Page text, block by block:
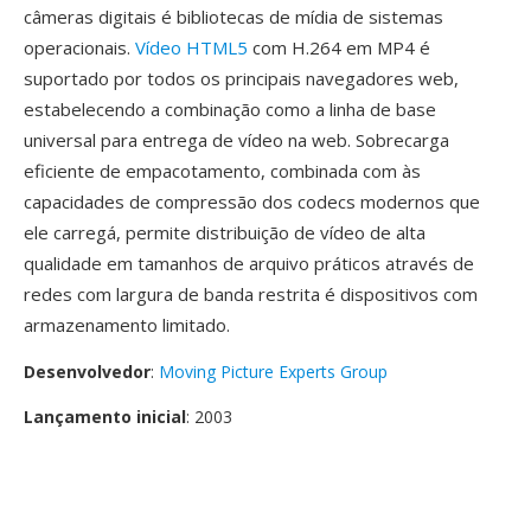
câmeras digitais é bibliotecas de mídia de sistemas
operacionais. Vídeo HTML5 com H.264 em MP4 é
suportado por todos os principais navegadores web,
estabelecendo a combinação como a linha de base
universal para entrega de vídeo na web. Sobrecarga
eficiente de empacotamento, combinada com às
capacidades de compressão dos codecs modernos que
ele carregá, permite distribuição de vídeo de alta
qualidade em tamanhos de arquivo práticos através de
redes com largura de banda restrita é dispositivos com
armazenamento limitado.
Desenvolvedor: Moving Picture Experts Group
Lançamento inicial: 2003